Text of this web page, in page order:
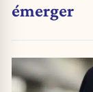
émerger